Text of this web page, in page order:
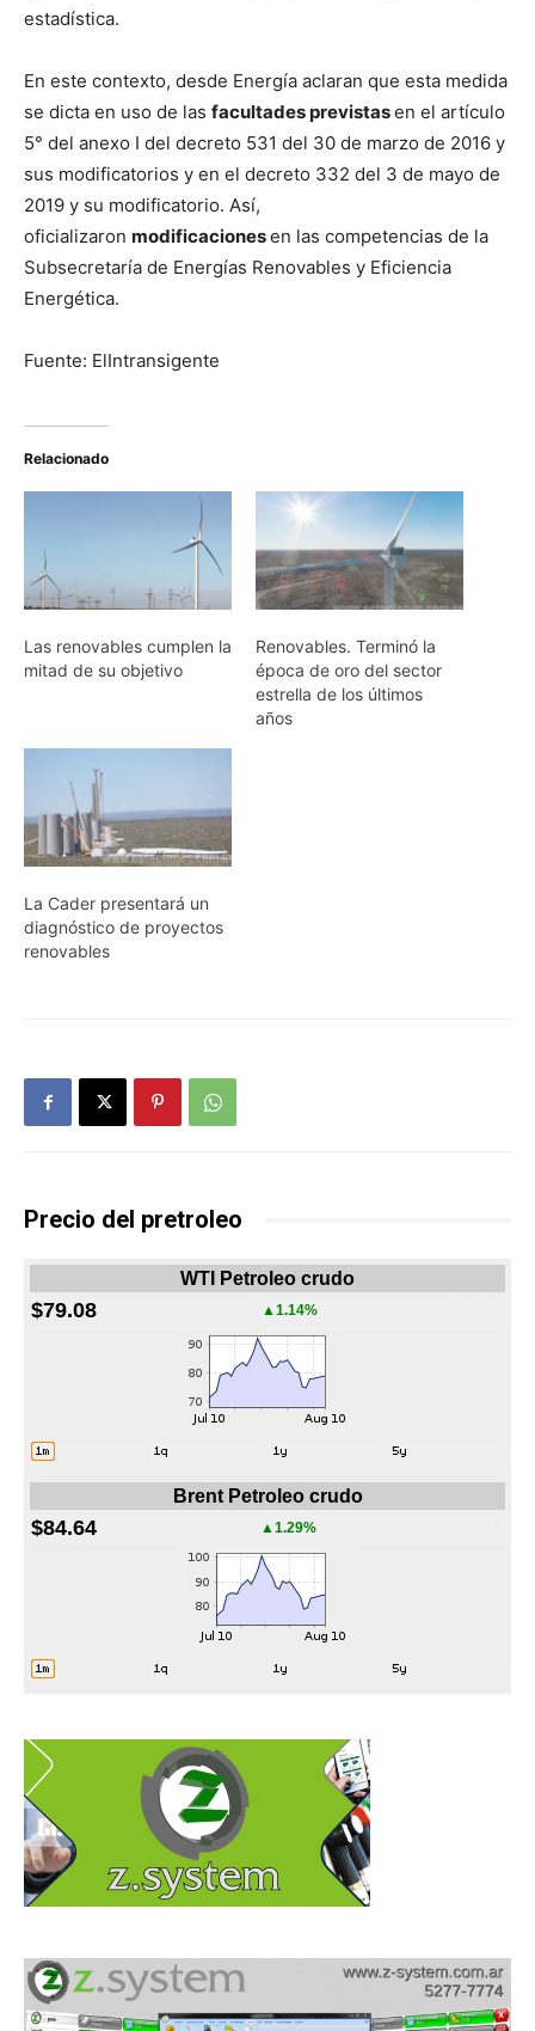
estadística.
En este contexto, desde Energía aclaran que esta medida
se dicta en uso de las facultades previstasen el artículo
5° del anexo I del decreto 531 del 30 de marzo de 2016 y
sus modificatorios y en el decreto 332 del 3 de mayo de
2019 y su modificatorio. Así,
oficializaron modificacionesen las competencias de la
Subsecretaría de Energías Renovables y Eficiencia
Energética.
Fuente: ElIntransigente
Relacionado
Las renovables cumplen la
mitad de su objetivo
Renovables. Terminó la
época de oro del sector
estrella de los últimos
años
La Cader presentará un
diagnóstico de proyectos
renovables
Precio del pretroleo
WTI Petroleo crudo
$79.08 ▲1.14%
Brent Petroleo crudo
$84.64 ▲1.29%